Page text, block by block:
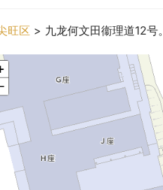
旺区 > 九龙何文田衞理道12号。